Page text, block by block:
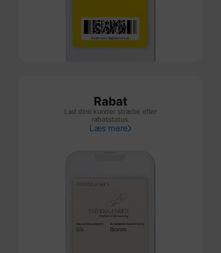
Rabat
Lad dine kunder stræbe efter
rabatstatus.
Læs mere